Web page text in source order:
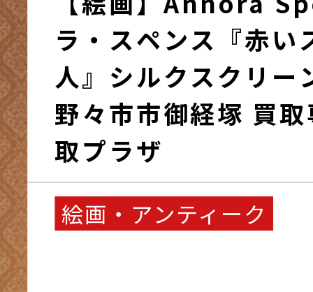
ラ・スペンス『赤い
人』シルクスクリー
野々市市御経塚 買
取プラザ
絵画・アンティーク